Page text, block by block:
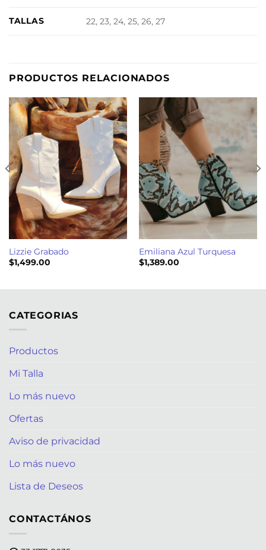
TALLAS 22, 23, 24, 25, 26, 27
PRODUCTOS RELACIONADOS
Lizzie Grabado
$1,499.00
Emiliana Azul Turquesa
$1,389.00
CATEGORIAS
Productos
Mi Talla
Lo más nuevo
Ofertas
Aviso de privacidad
Lo más nuevo
Lista de Deseos
CONTACTÁNOS